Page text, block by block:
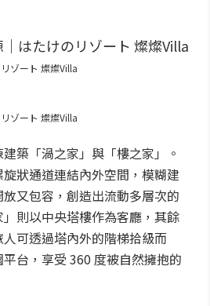
ゾート 燦燦Villa
ゾート 燦燦Villa
築「渦之家」與「樓之家」。
旋狀通道連結內外空間，模糊建
又包容，創造出流動多層次的
則以中央塔樓作為客廳，其餘
可透過塔內外的階梯拾級而
台，享受 360 度被自然擁抱的